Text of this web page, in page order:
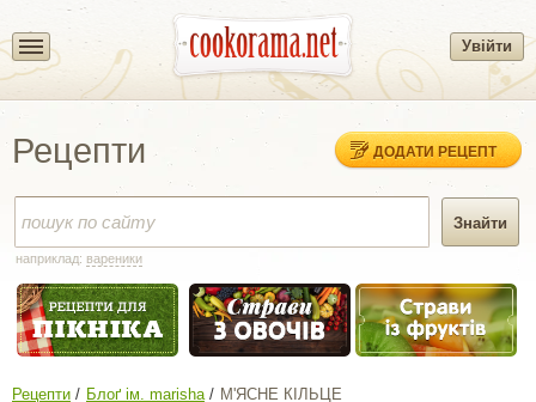
Увійти
Рецепти ДОДАТИ РЕЦЕПТ
наприклад: вареники
Рецепти Блоґ ім. marisha М'ЯСНЕ КІЛЬЦЕ